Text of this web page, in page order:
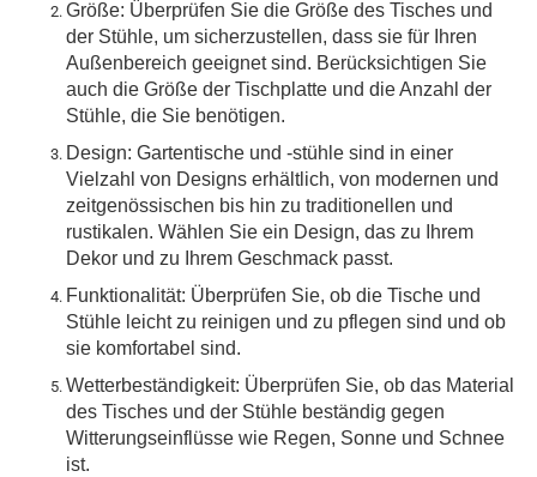
Größe: Überprüfen Sie die Größe des Tisches und
der Stühle, um sicherzustellen, dass sie für Ihren
Außenbereich geeignet sind. Berücksichtigen Sie
auch die Größe der Tischplatte und die Anzahl der
Stühle, die Sie benötigen.
Design: Gartentische und -stühle sind in einer
Vielzahl von Designs erhältlich, von modernen und
zeitgenössischen bis hin zu traditionellen und
rustikalen. Wählen Sie ein Design, das zu Ihrem
Dekor und zu Ihrem Geschmack passt.
Funktionalität: Überprüfen Sie, ob die Tische und
Stühle leicht zu reinigen und zu pflegen sind und ob
sie komfortabel sind.
Wetterbeständigkeit: Überprüfen Sie, ob das Material
des Tisches und der Stühle beständig gegen
Witterungseinflüsse wie Regen, Sonne und Schnee
ist.